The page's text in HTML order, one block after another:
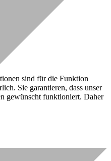
sind für die Funktion
Sie garantieren, dass unser
gewünscht funktioniert. Daher